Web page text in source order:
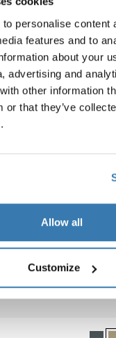
personalise content
features and to
about your
advertising and
other information
or that they’ve
Allow all
Customize
offres
2 ensemble bébé
2 ensemble bébé